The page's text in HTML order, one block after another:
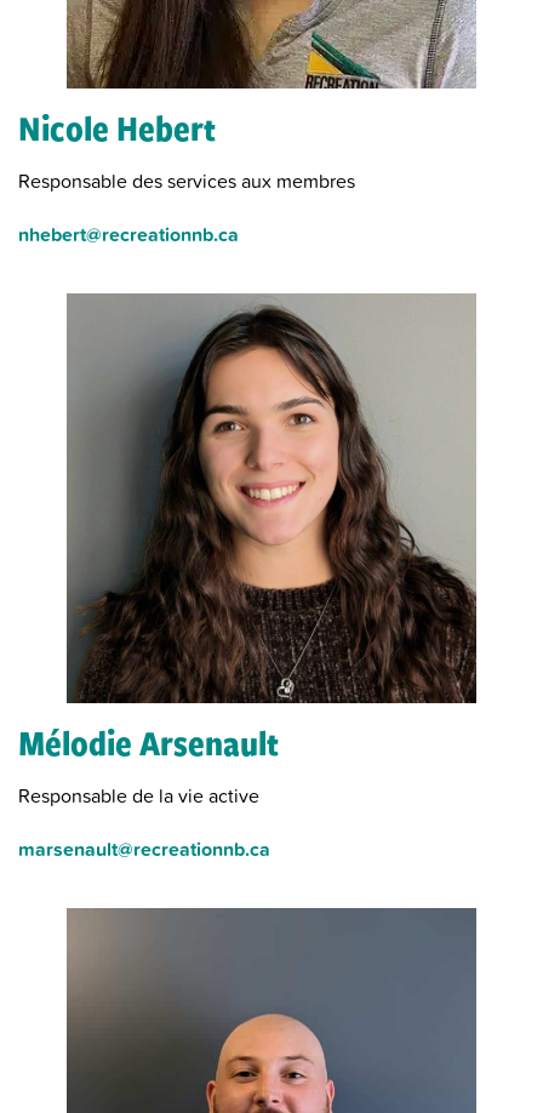
Nicole Hebert
Responsable des services aux membres
nhebert@recreationnb.ca
Mélodie Arsenault
Responsable de la vie active
marsenault@recreationnb.ca